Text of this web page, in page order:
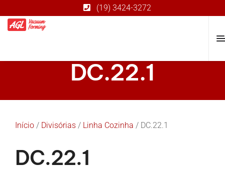
DC.22.1
(19) 3424-3272
Início / Divisórias / Linha Cozinha / DC.22.1
DC.22.1